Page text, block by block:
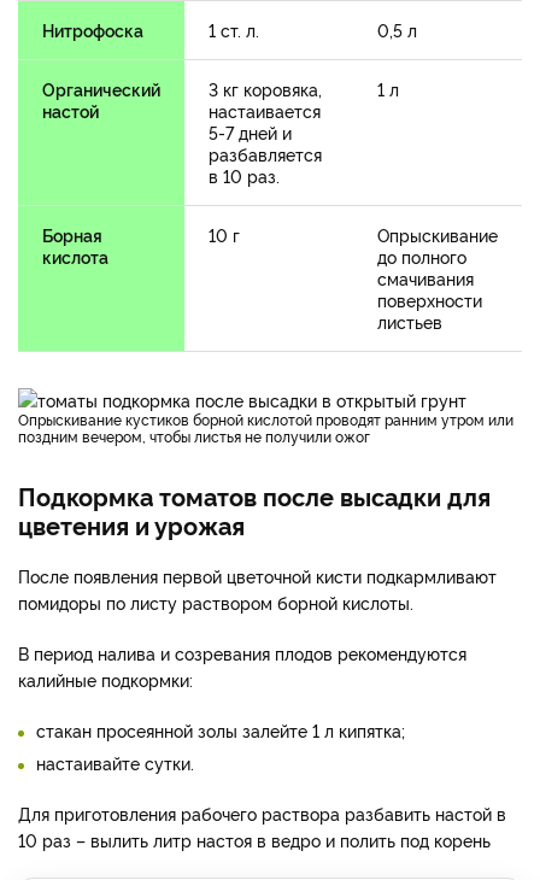
Нитрофоска 1 ст. л. 0,5 л
Органический
настой
3 кг коровяка,
настаивается
5-7 дней и
разбавляется
в 10 раз.
1 л
Борная
кислота
10 г
Опрыскивание
до полного
смачивания
поверхности
листьев
Опрыскивание кустиков борной кислотой проводят ранним утром или
поздним вечером, чтобы листья не получили ожог
Подкормка томатов после высадки для
цветения и урожая
После появления первой цветочной кисти подкармливают
помидоры по листу раствором борной кислоты.
В период налива и созревания плодов рекомендуются
калийные подкормки:
стакан просеянной золы залейте 1 л кипятка;
настаивайте сутки.
Для приготовления рабочего раствора разбавить настой в
10 раз – вылить литр настоя в ведро и полить под корень